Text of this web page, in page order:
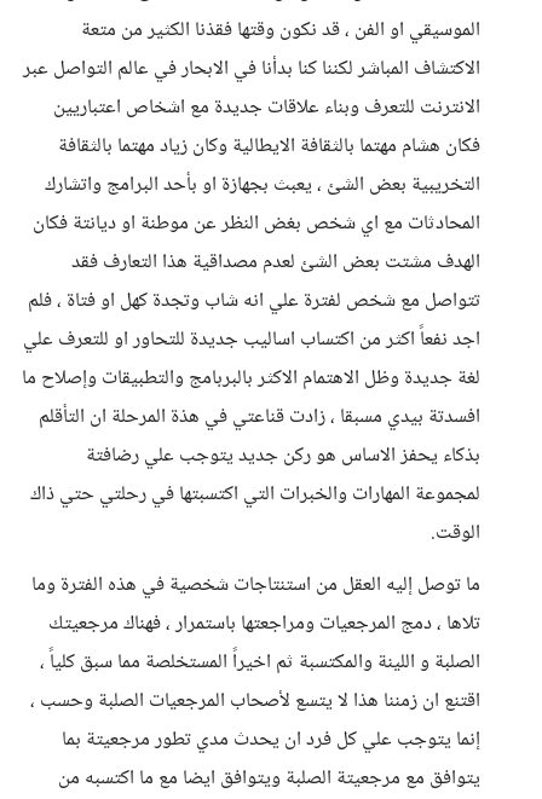
الموسيقي او الفن ، قد نكون وقتها فقذنا الكثير من متعة
الاكتشاف المباشر لكننا كنا بدأنا في الابحار في عالم التواصل عبر
الانترنت للتعرف وبناء علاقات جديدة مع اشخاص اعتباريين
فكان هشام مهتما بالثقافة الايطالية وكان زياد مهتما بالثقافة
التخريبية بعض الشئ ، يعبث بجهازة او بأحد البرامج واتشارك
المحادثات مع اي شخص بغض النظر عن موطنة او ديانتة فكان
الهدف مشتت بعض الشئ لعدم مصداقية هذا التعارف فقد
تتواصل مع شخص لفترة علي انه شاب وتجدة كهل او فتاة ، فلم
اجد نفعاً اكثر من اكتساب اساليب جديدة للتحاور او للتعرف علي
لغة جديدة وظل الاهتمام الاكثر بالبربامج والتطبيقات وإصلاح ما
افسدتة بيدي مسبقا ، زادت قناعتي في هذة المرحلة ان التأقلم
بذكاء يحفز الاساس هو ركن جديد يتوجب علي رضافتة
لمجموعة المهارات والخبرات التي اكتسبتها في رحلتي حتي ذاك
الوقت.
ما توصل إليه العقل من استنتاجات شخصية في هذه الفترة وما
تلاها ، دمج المرجعيات ومراجعتها باستمرار ، فهناك مرجعيتك
الصلبة و اللينة والمكتسبة ثم اخيراً المستخلصة مما سبق كلياً ،
اقتنع ان زمننا هذا لا يتسع لأصحاب المرجعيات الصلبة وحسب ،
إنما يتوجب علي كل فرد ان يحدث مدي تطور مرجعيتة بما
يتوافق مع مرجعيتة الصلبة ويتوافق ايضا مع ما اكتسبه من